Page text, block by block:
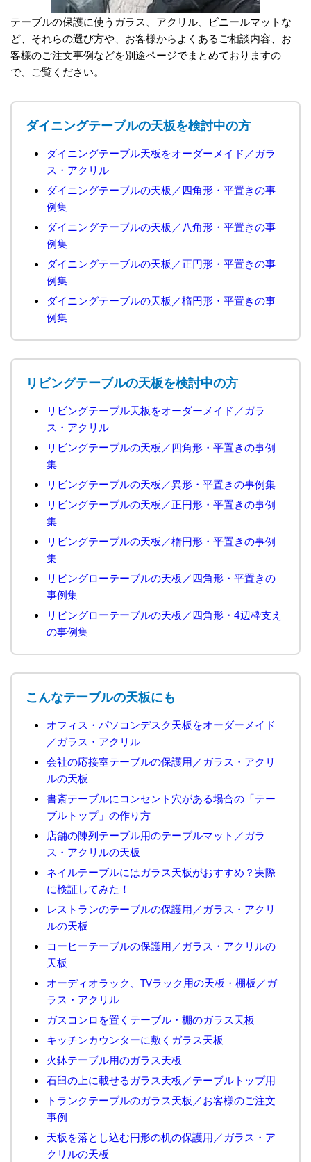
テーブルの保護に使うガラス、アクリル、ビニールマットな
ど、それらの選び方や、お客様からよくあるご相談内容、お
客様のご注文事例などを別途ページでまとめておりますの
で、ご覧ください。
ダイニングテーブルの天板を検討中の方
ダイニングテーブル天板をオーダーメイド／ガラ
ス・アクリル
ダイニングテーブルの天板／四角形・平置きの事
例集
ダイニングテーブルの天板／八角形・平置きの事
例集
ダイニングテーブルの天板／正円形・平置きの事
例集
ダイニングテーブルの天板／楕円形・平置きの事
例集
リビングテーブルの天板を検討中の方
リビングテーブル天板をオーダーメイド／ガラ
ス・アクリル
リビングテーブルの天板／四角形・平置きの事例
集
リビングテーブルの天板／異形・平置きの事例集
リビングテーブルの天板／正円形・平置きの事例
集
リビングテーブルの天板／楕円形・平置きの事例
集
リビングローテーブルの天板／四角形・平置きの
事例集
リビングローテーブルの天板／四角形・4辺枠支え
の事例集
こんなテーブルの天板にも
オフィス・パソコンデスク天板をオーダーメイド
／ガラス・アクリル
会社の応接室テーブルの保護用／ガラス・アクリ
ルの天板
書斎テーブルにコンセント穴がある場合の「テー
ブルトップ」の作り方
店舗の陳列テーブル用のテーブルマット／ガラ
ス・アクリルの天板
ネイルテーブルにはガラス天板がおすすめ？実際
に検証してみた！
レストランのテーブルの保護用／ガラス・アクリ
ルの天板
コーヒーテーブルの保護用／ガラス・アクリルの
天板
オーディオラック、TVラック用の天板・棚板／ガ
ラス・アクリル
ガスコンロを置くテーブル・棚のガラス天板
キッチンカウンターに敷くガラス天板
火鉢テーブル用のガラス天板
石臼の上に載せるガラス天板／テーブルトップ用
トランクテーブルのガラス天板／お客様のご注文
事例
天板を落とし込む円形の机の保護用／ガラス・ア
クリルの天板